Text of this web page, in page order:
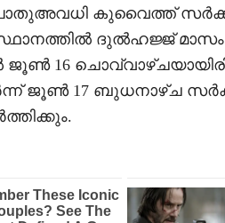
കുവൈത്ത്
ദുൽഹജ്ജ്
ജൂൺ 16
ജൂൺ 17 ബുധനാഴ്ച